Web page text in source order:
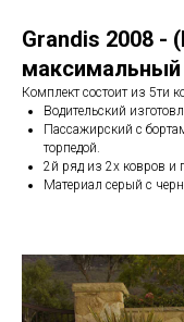
Grandis 2008 -
Комплект состоит из 5ти
Водительский
Пассажирский с
торпедой.
2й ряд из 2х ковров и
Материал серый с